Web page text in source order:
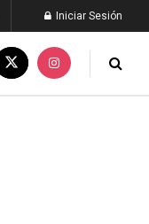
Iniciar Sesión